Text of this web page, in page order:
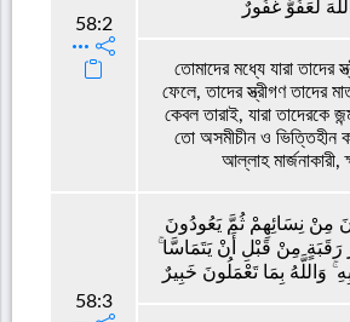
58:2
لَعَفُوٌّ غَفُورٌ
তোমাদের মধ্যে যারা তাদের
ফেলে, তাদের স্ত্রীগণ তাদের
কেবল তারাই, যারা তাদেরকে
তো অসমীচীন ও ভিত্তিহীন
আল্লাহ মার্জনাকারী,
58:3
مِنْ نِسَائِهِمْ ثُمَّ يَعُودُونَ
رَقَبَةٍ مِنْ قَبْلِ أَنْ يَتَمَاسَّا
وَاللَّهُ بِمَا تَعْمَلُونَ خَبِيرٌ